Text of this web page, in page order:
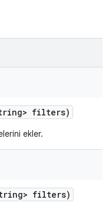
filters)
ekler.
filters)